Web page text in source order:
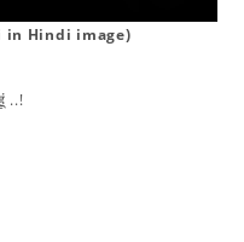
in Hindi image)
..!